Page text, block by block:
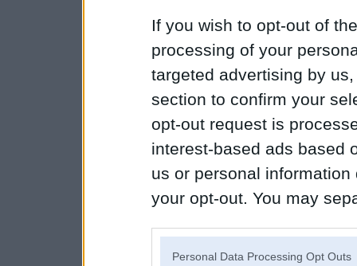
If you wish to opt-out of
processing of your
targeted advertising by
section to confirm your
opt-out request is
interest-based ads based
us or personal
your opt-out. You may
Personal Data Processing Opt Outs